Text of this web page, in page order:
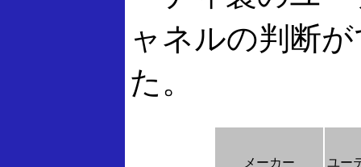
ャネルの判断
た。
メーカー ユー